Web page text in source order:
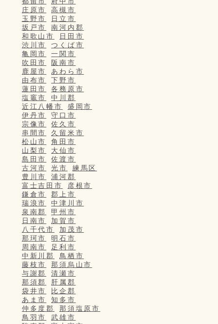
庄原市
高槻市
玉野市
日立市
坂戸市
南河内郡
和歌山市
日田市
渋川市
つくば市
亀岡市
一関市
吹田市
阪南市
鹿屋市
あわら市
由布市
下野市
蓮田市
各務原市
塩竈市
中川郡
近江八幡市
盛岡市
伊丹市
守口市
宗像市
佐久市
串間市
久留米市
松山市
角田市
山梨市
大仙市
島田市
佐渡市
古河市
光市
練馬区
豊川市
浦河郡
富士吉田市
彦根市
鎌倉市
郡上市
瑞浪市
中津川市
泉南郡
甲州市
日南市
加賀市
八千代市
加茂市
那珂市
明石市
周南市
足利市
中新川郡
鳥栖市
藤枝市
那須烏山市
与謝郡
清瀬市
那須郡
肝属郡
袋井市
比企郡
あま市
知多市
仲多度郡
那須塩原市
鳥羽市
武雄市